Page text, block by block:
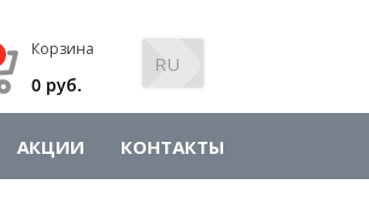
Корзина
0 руб.
АКЦИИ КОНТАКТЫ